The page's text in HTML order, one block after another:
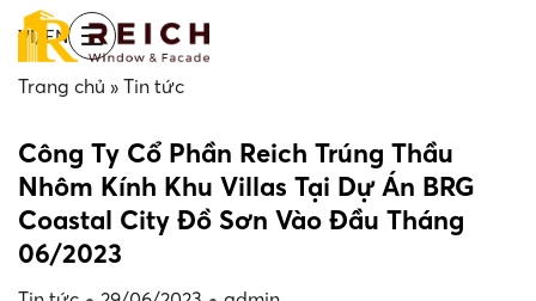
Skip
content
VI/ EN
Trang chủ » Tin tức
Công Ty Cổ Phần Reich Trúng Thầu
Nhôm Kính Khu Villas Tại Dự Án BRG
Coastal City Đồ Sơn Vào Đầu Tháng
06/2023